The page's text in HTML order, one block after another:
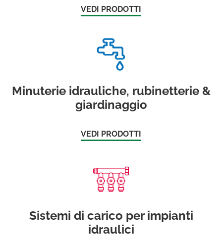
VEDI PRODOTTI
Minuterie idrauliche, rubinetterie &
giardinaggio
VEDI PRODOTTI
Sistemi di carico per impianti
idraulici